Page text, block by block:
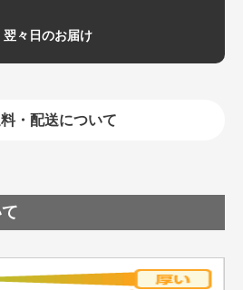
々日のお届け
・配送について